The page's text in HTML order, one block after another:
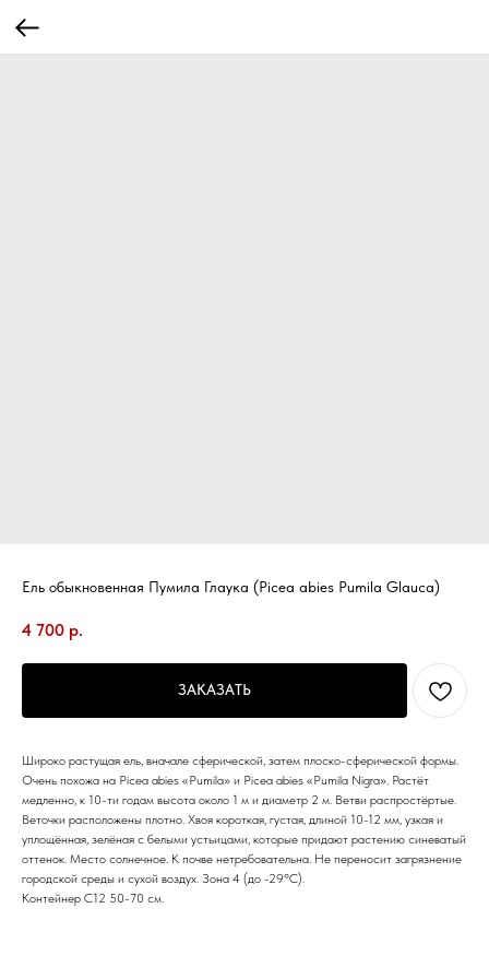
Ель обыкновенная Пумила Глаука (Picea abies Pumila Glauca)
4 700 р.
ЗАКАЗАТЬ
Широко растущая ель, вначале сферической, затем плоско-сферической формы.
Очень похожа на Picea abies «Pumila» и Picea abies «Pumila Nigra». Растёт
медленно, к 10-ти годам высота около 1 м и диаметр 2 м. Ветви распростёртые.
Веточки расположены плотно. Хвоя короткая, густая, длиной 10-12 мм, узкая и
уплощённая, зелёная с белыми уcтьицами, которые придают растению синеватый
оттенок. Место солнечное. К почве нетребовательна. Не переносит загрязнение
городской среды и сухой воздух. Зона 4 (до -29ºС).
Контейнер С12 50-70 см.